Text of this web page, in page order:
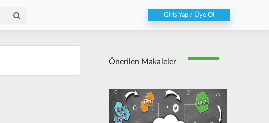
Giriş Yap / Üye Ol
Önerilen Makaleler